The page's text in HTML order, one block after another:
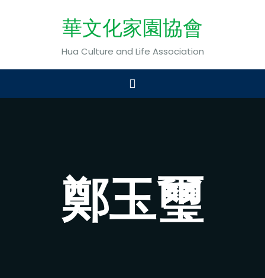
華文化家園協會
Hua Culture and Life Association
鄭玉璽